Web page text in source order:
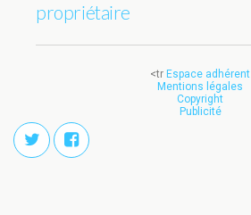
propriétaire
<tr Espace adhérent
Mentions légales
Copyright
Publicité